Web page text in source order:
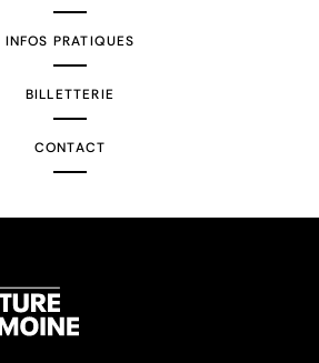
INFOS PRATIQUES
BILLETTERIE
CONTACT